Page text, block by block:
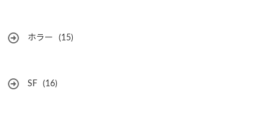
ホラー (15)
SF (16)